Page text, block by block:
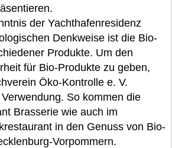
der Yachthafenresidenz
Denkweise ist die Bio-
Produkte. Um den
für Bio-Produkte zu geben,
Öko-Kontrolle e. V.
So kommen die
Brasserie wie auch im
in den Genuss von Bio-
Vorpommern.